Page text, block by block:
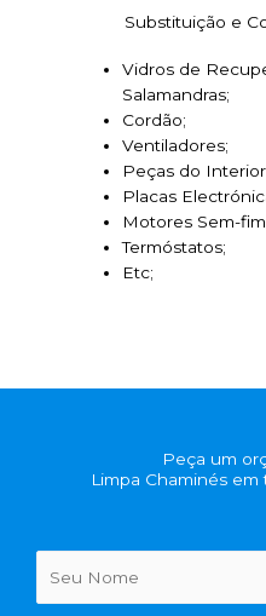
Substituição e
Vidros de
Salamandras;
Cordão;
Ventiladores;
Peças do
Placas
Motores Sem-
Termóstatos;
Etc;
Peça um
Limpa Chaminés